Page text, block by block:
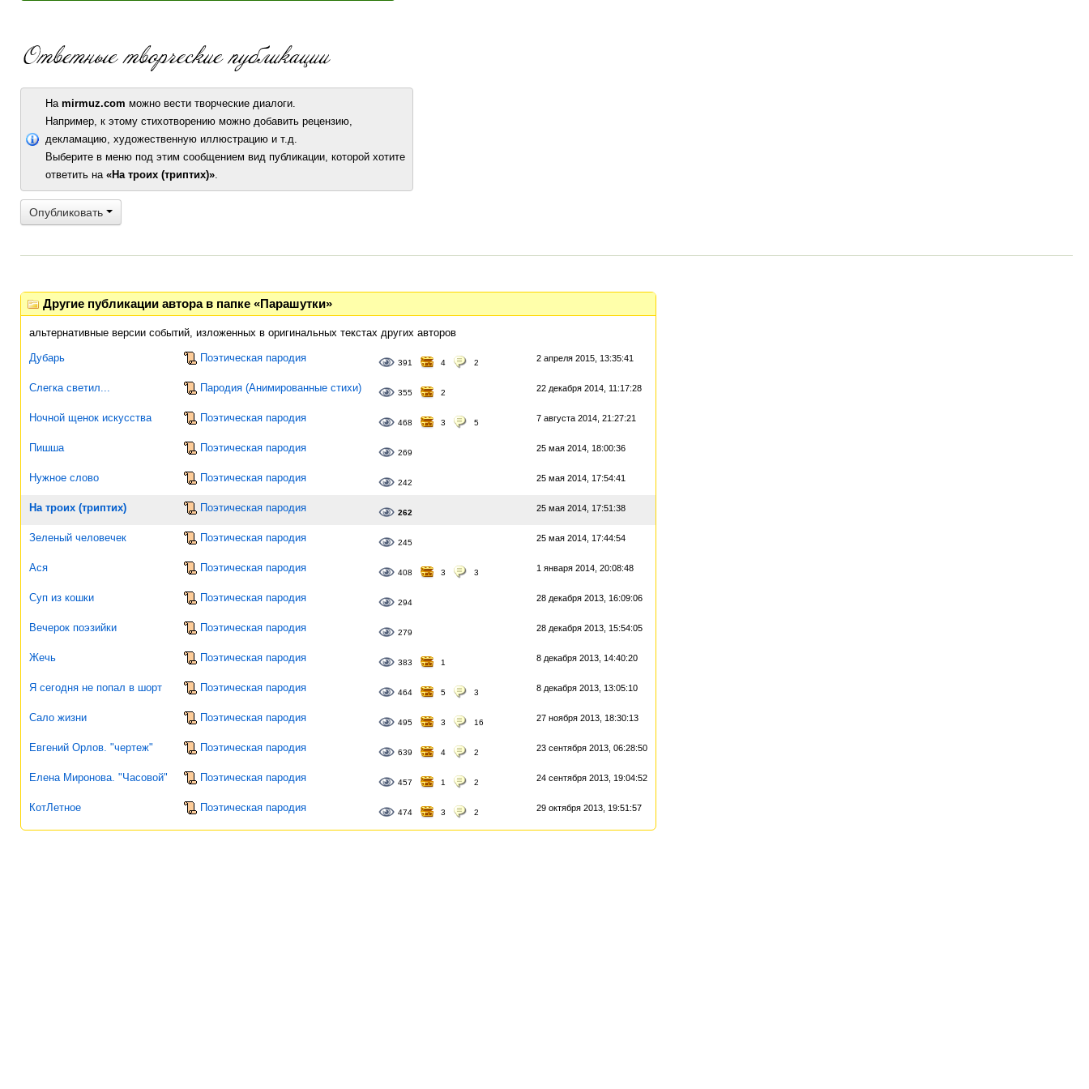
На mirmuz.com можно вести творческие диалоги.
Например, к этому стихотворению можно добавить рецензию,
декламацию, художественную иллюстрацию и т.д.
Выберите в меню под этим сообщением вид публикации, которой хотите
ответить на «На троих (триптих)».
Опубликовать
Другие публикации автора в папке «Парашутки»
альтернативные версии событий, изложенных в оригинальных текстах других авторов
Дубарь Поэтическая пародия 391 4 2 2 апреля 2015, 13:35:41
Слегка светил... Пародия (Анимированные стихи) 355 2 22 декабря 2014, 11:17:28
Ночной щенок искусства Поэтическая пародия 468 3 5 7 августа 2014, 21:27:21
Пишша Поэтическая пародия 269 25 мая 2014, 18:00:36
Нужное слово Поэтическая пародия 242 25 мая 2014, 17:54:41
На троих (триптих) Поэтическая пародия 262 25 мая 2014, 17:51:38
Зеленый человечек Поэтическая пародия 245 25 мая 2014, 17:44:54
Ася Поэтическая пародия 408 3 3 1 января 2014, 20:08:48
Суп из кошки Поэтическая пародия 294 28 декабря 2013, 16:09:06
Вечерок поэзийки Поэтическая пародия 279 28 декабря 2013, 15:54:05
Жечь Поэтическая пародия 383 1 8 декабря 2013, 14:40:20
Я сегодня не попал в шорт Поэтическая пародия 464 5 3 8 декабря 2013, 13:05:10
Сало жизни Поэтическая пародия 495 3 16 27 ноября 2013, 18:30:13
Евгений Орлов. "чертеж" Поэтическая пародия 639 4 2 23 сентября 2013, 06:28:50
Елена Миронова. "Часовой" Поэтическая пародия 457 1 2 24 сентября 2013, 19:04:52
КотЛетное Поэтическая пародия 474 3 2 29 октября 2013, 19:51:57